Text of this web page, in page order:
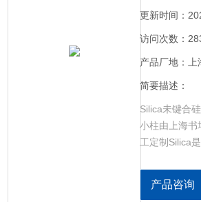
更新时间：
访问次数：
产品厂地：上
简要描述：
Silica未键合
小柱由上海书
工定制Silica
常从非极性
产品咨询